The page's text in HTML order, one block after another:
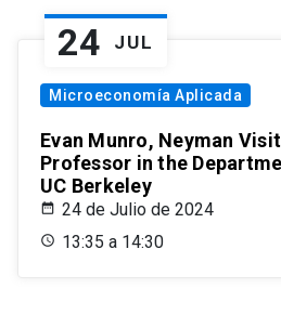
24 JUL
Microeconomía Aplicada
Evan Munro, Neyman
Professor in the
UC Berkeley
24 de Julio de 2024
13:35 a 14:30